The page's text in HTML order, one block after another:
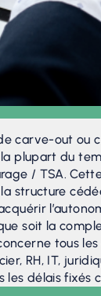
carve-out ou
plupart du
/ TSA.
structure
soit la
tous
RH, IT,
les délais fixés